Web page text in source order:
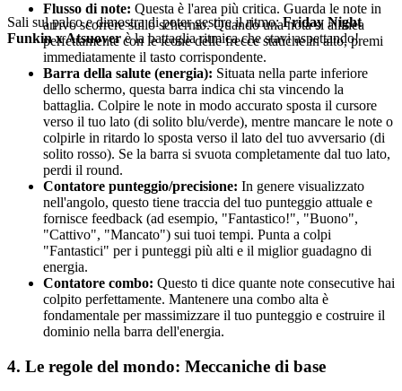
Sali sul palco e dimostra di poter gestire il ritmo:Friday Night
Funkin x Atsuoverè la battaglia ritmica che stavi aspettando!
Flusso di note: Questa è l'area più critica. Guarda le note in
arrivo scorrere sullo schermo. Quando una nota si allinea
perfettamente con le icone delle frecce statiche in alto, premi
immediatamente il tasto corrispondente.
Barra della salute (energia): Situata nella parte inferiore
dello schermo, questa barra indica chi sta vincendo la
battaglia. Colpire le note in modo accurato sposta il cursore
verso il tuo lato (di solito blu/verde), mentre mancare le note o
colpirle in ritardo lo sposta verso il lato del tuo avversario (di
solito rosso). Se la barra si svuota completamente dal tuo lato,
perdi il round.
Contatore punteggio/precisione: In genere visualizzato
nell'angolo, questo tiene traccia del tuo punteggio attuale e
fornisce feedback (ad esempio, "Fantastico!", "Buono",
"Cattivo", "Mancato") sui tuoi tempi. Punta a colpi
"Fantastici" per i punteggi più alti e il miglior guadagno di
energia.
Contatore combo: Questo ti dice quante note consecutive hai
colpito perfettamente. Mantenere una combo alta è
fondamentale per massimizzare il tuo punteggio e costruire il
dominio nella barra dell'energia.
4. Le regole del mondo: Meccaniche di base